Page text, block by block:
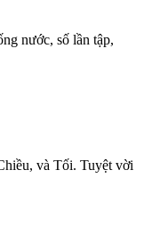
nước, số lần tập,
và Tối. Tuyệt vời